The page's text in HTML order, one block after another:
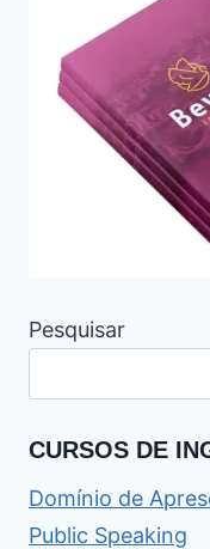
Pesquisar
CURSOS DE
Domínio de
Public Speaking